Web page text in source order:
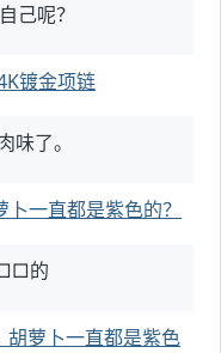
己呢？
镀金项链
味了。
一直都是紫色的？
□□的
胡萝卜一直都是紫色